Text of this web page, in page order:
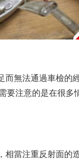
無法通過車檢的
要注意的是在很
相當注重反射面的